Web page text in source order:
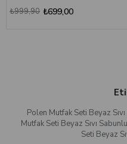
₺699,00
₺999,90
Polen Mutfak Seti Beyaz
Mutfak Seti Beyaz Sıvı
Seti Beyaz